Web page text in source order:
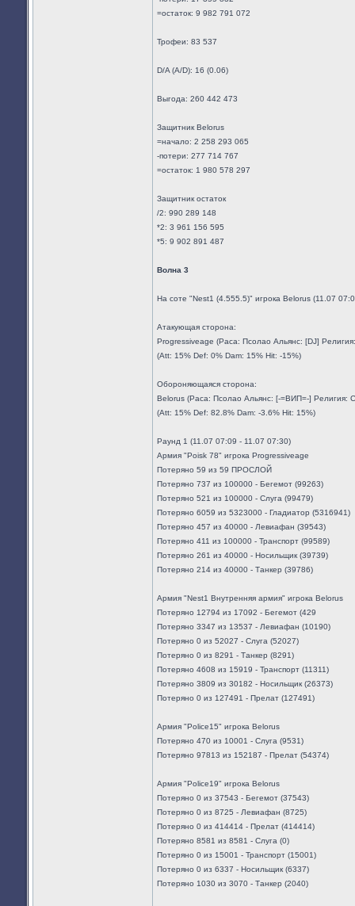
=остаток: 9 982 791 072
Трофеи: 83 537
D/A (A/D): 16 (0.06)
Выгода: 260 442 473
Защитник Belorus
=начало: 2 258 293 065
-потери: 277 714 767
=остаток: 1 980 578 297
Защитник остаток
/2: 990 289 148
*2: 3 961 156 595
*5: 9 902 891 487
Волна 3
На соте "Nest1 (4.555.5)" игрока Belorus (11.07
Атакующая сторона:
Progressiveage (Раса: Псолао Альянс: [DJ]
(Att: 15% Def: 0% Dam: 15% Hit: -15%)
Обороняющаяся сторона:
Belorus (Раса: Псолао Альянс: [-=ВИП=-] Религия:
(Att: 15% Def: 82.8% Dam: -3.6% Hit: 15%)
Раунд 1 (11.07 07:09 - 11.07 07:30)
Армия "Poisk 78" игрока Progressiveage
Потеряно 59 из 59 ПРОСЛОЙ
Потеряно 737 из 100000 - Бегемот (99263)
Потеряно 521 из 100000 - Слуга (99479)
Потеряно 6059 из 5323000 - Гладиатор (5316941)
Потеряно 457 из 40000 - Левиафан (39543)
Потеряно 411 из 100000 - Транспорт (99589)
Потеряно 261 из 40000 - Носильщик (39739)
Потеряно 214 из 40000 - Танкер (39786)
Армия "Nest1 Внутренняя армия" игрока Belorus
Потеряно 12794 из 17092 - Бегемот (429
Потеряно 3347 из 13537 - Левиафан (10190)
Потеряно 0 из 52027 - Слуга (52027)
Потеряно 0 из 8291 - Танкер (8291)
Потеряно 4608 из 15919 - Транспорт (11311)
Потеряно 3809 из 30182 - Носильщик (26373)
Потеряно 0 из 127491 - Прелат (127491)
Армия "Police15" игрока Belorus
Потеряно 470 из 10001 - Слуга (9531)
Потеряно 97813 из 152187 - Прелат (54374)
Армия "Police19" игрока Belorus
Потеряно 0 из 37543 - Бегемот (37543)
Потеряно 0 из 8725 - Левиафан (8725)
Потеряно 0 из 414414 - Прелат (414414)
Потеряно 8581 из 8581 - Слуга (0)
Потеряно 0 из 15001 - Транспорт (15001)
Потеряно 0 из 6337 - Носильщик (6337)
Потеряно 1030 из 3070 - Танкер (2040)